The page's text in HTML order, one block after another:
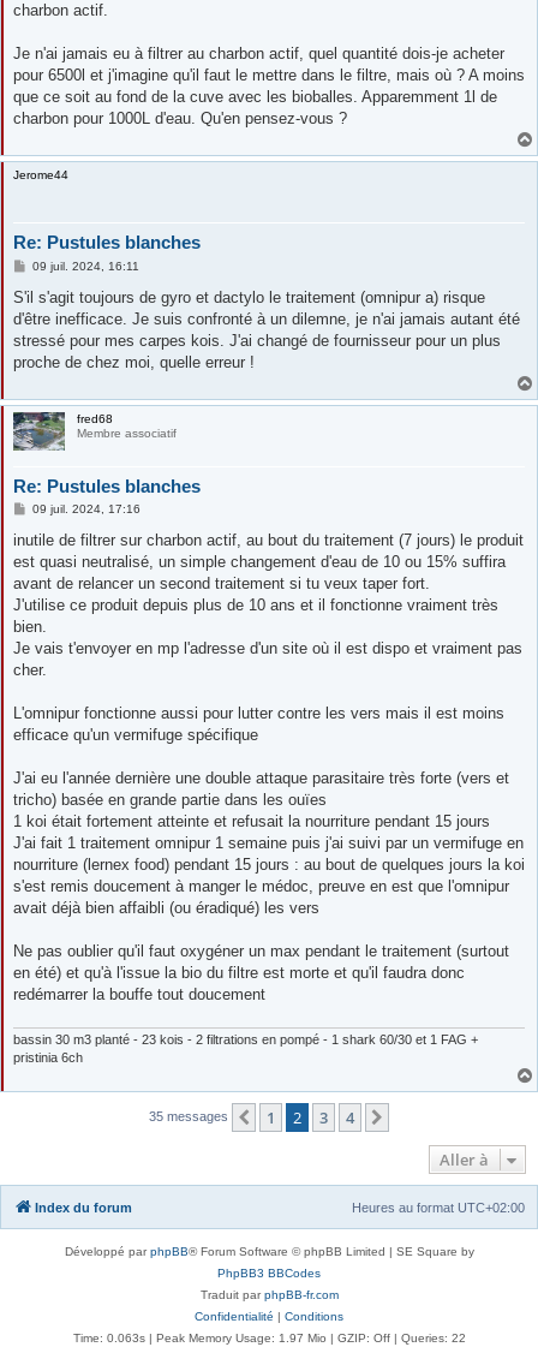
charbon actif.
Je n'ai jamais eu à filtrer au charbon actif, quel quantité dois-je acheter
pour 6500l et j'imagine qu'il faut le mettre dans le filtre, mais où ? A moins
que ce soit au fond de la cuve avec les bioballes. Apparemment 1l de
charbon pour 1000L d'eau. Qu'en pensez-vous ?
Jerome44
Re: Pustules blanches
M
s
a
g
09 juil. 2024, 16:11
S'il s'agit toujours de gyro et dactylo le traitement (omnipur a) risque
d'être inefficace. Je suis confronté à un dilemne, je n'ai jamais autant été
stressé pour mes carpes kois. J'ai changé de fournisseur pour un plus
proche de chez moi, quelle erreur !
fred68
Membre associatif
Re: Pustules blanches
M
s
a
g
09 juil. 2024, 17:16
inutile de filtrer sur charbon actif, au bout du traitement (7 jours) le produit
est quasi neutralisé, un simple changement d'eau de 10 ou 15% suffira
avant de relancer un second traitement si tu veux taper fort.
J'utilise ce produit depuis plus de 10 ans et il fonctionne vraiment très
bien.
Je vais t'envoyer en mp l'adresse d'un site où il est dispo et vraiment pas
cher.
L'omnipur fonctionne aussi pour lutter contre les vers mais il est moins
efficace qu'un vermifuge spécifique
J'ai eu l'année dernière une double attaque parasitaire très forte (vers et
tricho) basée en grande partie dans les ouïes
1 koi était fortement atteinte et refusait la nourriture pendant 15 jours
J'ai fait 1 traitement omnipur 1 semaine puis j'ai suivi par un vermifuge en
nourriture (lernex food) pendant 15 jours : au bout de quelques jours la koi
s'est remis doucement à manger le médoc, preuve en est que l'omnipur
avait déjà bien affaibli (ou éradiqué) les vers
Ne pas oublier qu'il faut oxygéner un max pendant le traitement (surtout
en été) et qu'à l'issue la bio du filtre est morte et qu'il faudra donc
redémarrer la bouffe tout doucement
bassin 30 m3 planté - 23 kois - 2 filtrations en pompé - 1 shark 60/30 et 1 FAG +
pristinia 6ch
35 messages Précédente
1 2 3 4
Aller à
Index du forum Heures au format UTC+02:00
Développé parphpBB® Forum Software © phpBB Limited | SE Square by
PhpBB3 BBCodes
Traduit parphpBB-fr.com
Confidentialité | Conditions
Time: 0.063s| Peak Memory Usage: 1.97 Mio | GZIP: Off | Queries: 22